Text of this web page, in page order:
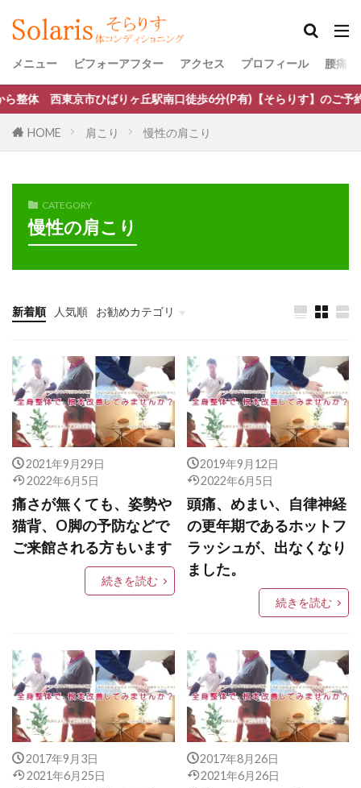
メニュー ビフォーアフター アクセス プロフィール 腰痛
市ひばりヶ丘駅南口徒歩6分(P有)【そらりす】のご予約はこちら
HOME 肩こり 慢性の肩こり
CATEGORY
慢性の肩こり
新着順 人気順 お勧めカテゴリ
口コミ・評判・ご紹介
ぎっくり腰
腰痛（狭窄症・ヘルニア・すべり症）改善
腰痛
椎間板ヘルニア
首こり、頭痛、首が動かない
慢性の肩こり
自律神経失調症・更年期障害
膝痛
五十肩・四十肩
2021年9月29日
2022年6月5日
痛さが無くても、姿勢や
猫背、O脚の予防などで
ご来館される方もいます
続きを読む
2019年9月12日
2022年6月5日
頭痛、めまい、自律神経
の更年期であるホットフ
ラッシュが、出なくなり
ました。
続きを読む
2017年9月3日
2021年6月25日
2017年8月26日
2021年6月26日